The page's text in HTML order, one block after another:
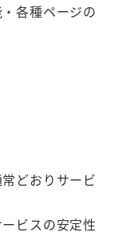
各種ページの
どおりサービ
ビスの安定性